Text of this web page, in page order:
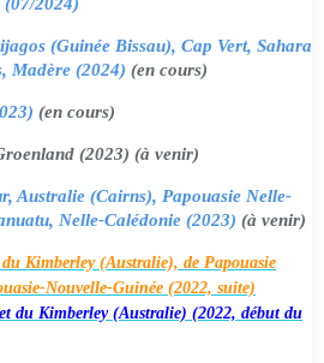
(Guinée Bissau), Cap Vert, Sahara
Madère (2024) (en cours)
(en cours)
(2023) (à venir)
Australie (Cairns), Papouasie Nelle-
Nelle-Calédonie (2023) (à venir)
Kimberley (Australie), de Papouasie
Nouvelle-Guinée (2022, suite)
du Kimberley (Australie) (2022, début du